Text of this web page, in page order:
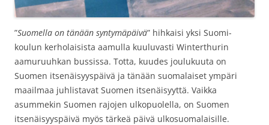
”Suomella on tänään syntymäpäivä” hihkaisi yksi Suomi-
koulun kerholaisista aamulla kuuluvasti Winterthurin
aamuruuhkan bussissa. Totta, kuudes joulukuuta on
Suomen itsenäisyyspäivä ja tänään suomalaiset ympäri
maailmaa juhlistavat Suomen itsenäisyyttä. Vaikka
asummekin Suomen rajojen ulkopuolella, on Suomen
itsenäisyyspäivä myös tärkeä päivä ulkosuomalaisille.